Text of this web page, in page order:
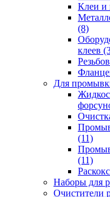
Клеи и
(8)
клеев
Для
(11)
(11)
Наборы для
Очистители